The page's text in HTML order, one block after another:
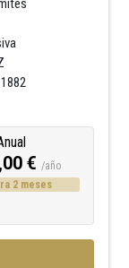
€ /año
2 meses